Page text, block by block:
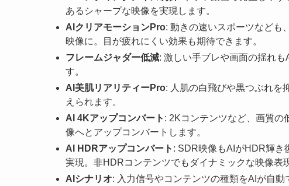
あるシャープな映像を実現します。
AIクリアモーションPro: 動きの速いスポーツなども
映像に。目が疲れにくい効果も期待できます。
フレームジャダー低減: 激しい手ブレや画面の揺れ
す。
AI美肌リアリティーPro: 人肌の白飛びや黒つぶれを
えられます。
AI 4Kアップコンバート : 2Kコンテンツなど、画質の
像へとアップコンバートします。
AI HDRアップコンバート : SDR映像もAIがHDR輝き
実現。非HDRコンテンツでもダイナミックな映像表
AIシナリオ: 入力信号やコンテンツの種類をAIが自